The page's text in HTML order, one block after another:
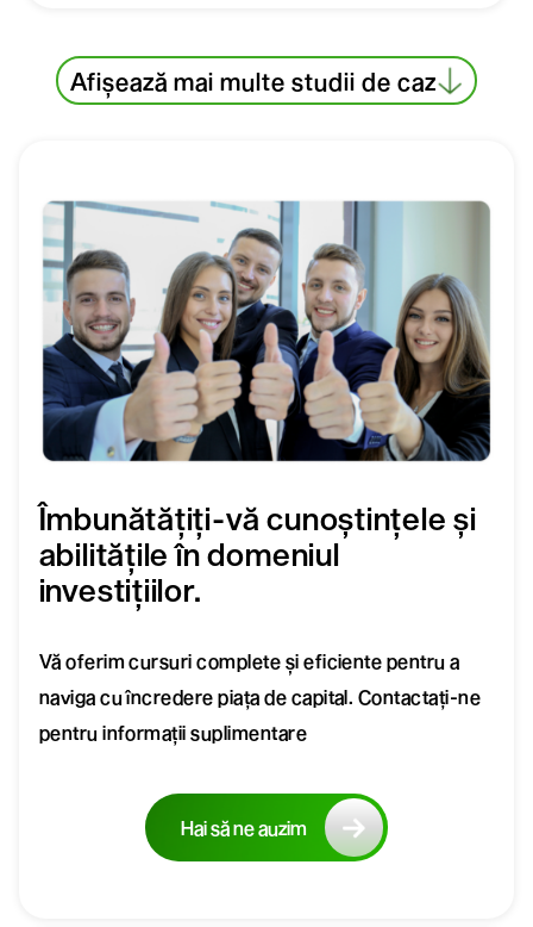
Afișează mai multe studii de caz
Îmbunătățiți-vă cunoștințele și
abilitățile în domeniul
investițiilor.
Vă oferim cursuri complete și eficiente pentru a
naviga cu încredere piața de capital. Contactați-ne
pentru informații suplimentare
Hai să ne auzim